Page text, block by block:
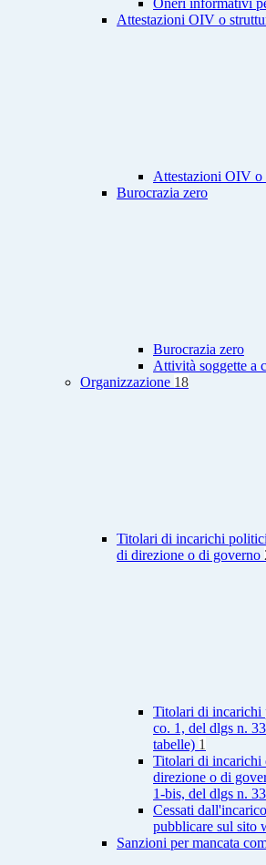
Oneri informativi
Attestazioni OIV o
Attestazioni OIV o
Burocrazia zero
Burocrazia zero
Attività soggette a
Organizzazione 18
Titolari di incarichi
di direzione o di governo
Titolari di incarichi
co. 1, del dlgs n.
tabelle) 1
Titolari di incarichi
direzione o di
1-bis, del dlgs n.
Cessati
pubblicare sul sito
Sanzioni per mancata